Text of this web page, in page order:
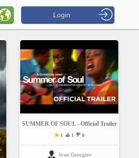
Login
SUMMER OF SOUL - Official Trailer
1 1 0
Ivan Georgiev